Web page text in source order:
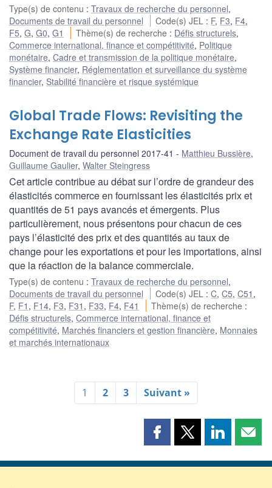
Type(s) de contenu : Travaux de recherche du personnel,
Documents de travail du personnel
Code(s) JEL : F, F3, F4,
F5, G, G0, G1 Thème(s) de recherche : Défis structurels,
Commerce international, finance et compétitivité, Politique
monétaire, Cadre et transmission de la politique monétaire,
Système financier, Réglementation et surveillance du système
financier, Stabilité financière et risque systémique
Global Trade Flows: Revisiting the
Exchange Rate Elasticities
Document de travail du personnel 2017-41 Matthieu Bussière,
Guillaume Gaulier, Walter Steingress
Cet article contribue au débat sur l’ordre de grandeur des
élasticités commerce en fournissant les élasticités prix et
quantités de 51 pays avancés et émergents. Plus
particulièrement, nous présentons pour chacun de ces
pays l’élasticité des prix et des quantités au taux de
change pour les exportations et pour les importations, ainsi
que la réaction de la balance commerciale.
Type(s) de contenu : Travaux de recherche du personnel,
Documents de travail du personnel
Code(s) JEL :C,C5,C51 ,
F, F1 , F14, F3, F31 , F33, F4, F41 Thème(s) de recherche :
Défis structurels, Commerce international, finance et
compétitivité, Marchés financiers et gestion financière, Monnaies
et marchés internationaux
1 2 3 Suivant »
Partager
page
Partager
page
Partager
page page